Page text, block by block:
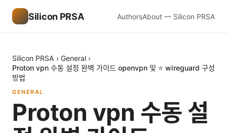
Silicon PRSA AuthorsAbout — Silicon PRSA
Silicon PRSA › General ›
Proton vpn 수동 설정 완벽 가이드 openvpn 및 ⭐ wireguard 구성
방법
GENERAL
Proton vpn 수동 설